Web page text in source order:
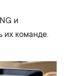
и
их команде.